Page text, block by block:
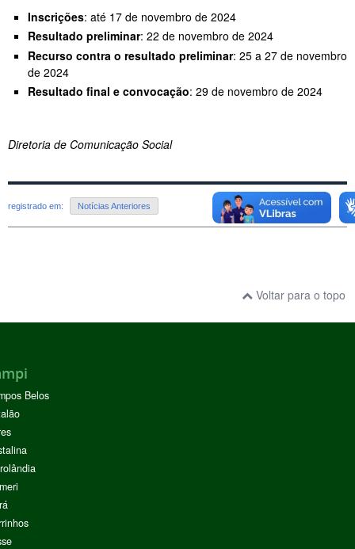
Inscrições: até 17 de novembro de 2024
Resultado preliminar: 22 de novembro de 2024
Recurso contra o resultado preliminar: 25 a 27 de novembro
de 2024
Resultado final e convocação: 29 de novembro de 2024
Diretoria de Comunicação Social
registrado em: Notícias Anteriores
Voltar para o topo
Belos